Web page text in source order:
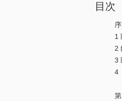
目次
1
2
3
4